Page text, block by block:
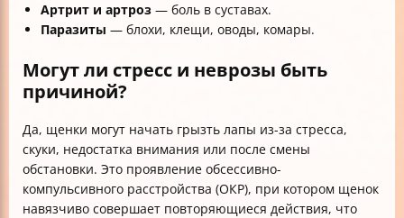
Артрит и артроз — боль в суставах.
Паразиты — блохи, клещи, оводы, комары.
Могут ли стресс и неврозы быть
причиной?
Да, щенки могут начать грызть лапы из-за стресса,
скуки, недостатка внимания или после смены
обстановки. Это проявление обсессивно-
компульсивного расстройства (ОКР), при котором щенок
навязчиво совершает повторяющиеся действия, что